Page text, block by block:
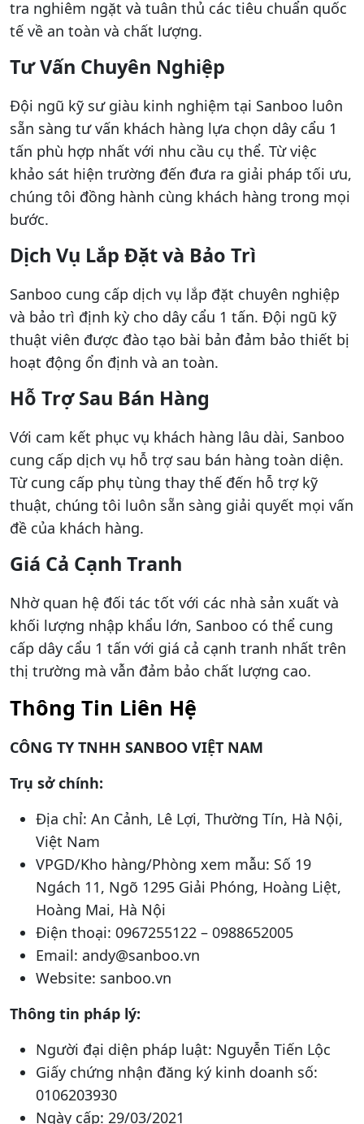
tra nghiêm ngặt và tuân thủ các tiêu chuẩn quốc
tế về an toàn và chất lượng.
Tư Vấn Chuyên Nghiệp
Đội ngũ kỹ sư giàu kinh nghiệm tại Sanboo luôn
sẵn sàng tư vấn khách hàng lựa chọn dây cẩu 1
tấn phù hợp nhất với nhu cầu cụ thể. Từ việc
khảo sát hiện trường đến đưa ra giải pháp tối ưu,
chúng tôi đồng hành cùng khách hàng trong mọi
bước.
Dịch Vụ Lắp Đặt và Bảo Trì
Sanboo cung cấp dịch vụ lắp đặt chuyên nghiệp
và bảo trì định kỳ cho dây cẩu 1 tấn. Đội ngũ kỹ
thuật viên được đào tạo bài bản đảm bảo thiết bị
hoạt động ổn định và an toàn.
Hỗ Trợ Sau Bán Hàng
Với cam kết phục vụ khách hàng lâu dài, Sanboo
cung cấp dịch vụ hỗ trợ sau bán hàng toàn diện.
Từ cung cấp phụ tùng thay thế đến hỗ trợ kỹ
thuật, chúng tôi luôn sẵn sàng giải quyết mọi vấn
đề của khách hàng.
Giá Cả Cạnh Tranh
Nhờ quan hệ đối tác tốt với các nhà sản xuất và
khối lượng nhập khẩu lớn, Sanboo có thể cung
cấp dây cẩu 1 tấn với giá cả cạnh tranh nhất trên
thị trường mà vẫn đảm bảo chất lượng cao.
Thông Tin Liên Hệ
CÔNG TY TNHH SANBOO VIỆT NAM
Trụ sở chính:
Địa chỉ: An Cảnh, Lê Lợi, Thường Tín, Hà Nội,
Việt Nam
VPGD/Kho hàng/Phòng xem mẫu: Số 19
Ngách 11, Ngõ 1295 Giải Phóng, Hoàng Liệt,
Hoàng Mai, Hà Nội
Điện thoại: 0967255122 – 0988652005
Email: andy@sanboo.vn
Website: sanboo.vn
Thông tin pháp lý:
Người đại diện pháp luật: Nguyễn Tiến Lộc
Giấy chứng nhận đăng ký kinh doanh số:
0106203930
Ngày cấp: 29/03/2021